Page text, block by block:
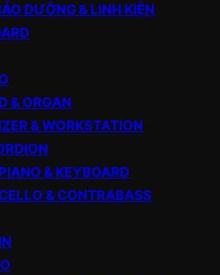
DƯỠNG & LINH KIỆN
& ORGAN
& WORKSTATION
& KEYBOARD
& CONTRABASS